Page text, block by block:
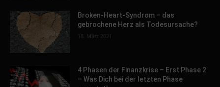
Broken-Heart-Syndrom – das
gebrochene Herz als Todesursache?
18. März 2021
4 Phasen der Finanzkrise – Erst Phase 2
– Was Dich bei der letzten Phase